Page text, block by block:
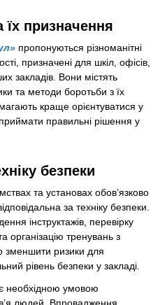
їх призначення
пропонуються різноманітні
призначені для шкіл, офісів,
закладів. Вони містять
та методи боротьби з їх
краще орієнтуватися у
правильні рішення у
безпеки
та установах обов’язково
за техніку безпеки.
інструктажів, перевірку
організацію тренувань з
зменшити ризики для
рівень безпеки у закладі.
необхідною умовою